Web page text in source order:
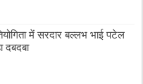
में सरदार बल्लभ भाई पटेल
दबदबा